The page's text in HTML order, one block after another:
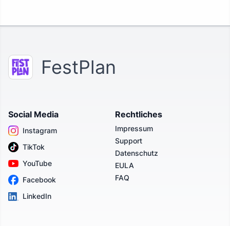
FestPlan
Social Media
Instagram
TikTok
YouTube
Facebook
LinkedIn
Rechtliches
Impressum
Support
Datenschutz
EULA
FAQ